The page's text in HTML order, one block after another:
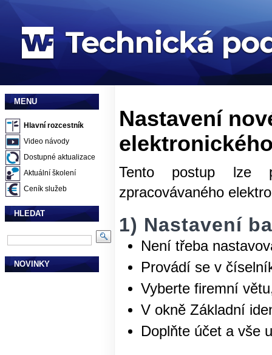
MENU
Hlavní rozcestník
Video návody
Dostupné aktualizace
Aktuální školení
Ceník služeb
HLEDAT
NOVINKY
Nastavení
Tento postup lze
zpracovávaného
1) Nastavení
Není třeba
Provádí se v
Vyberte firemní
V okně Základní
Doplňte účet a vše